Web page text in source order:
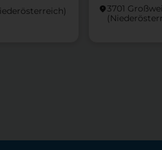
location_on3701